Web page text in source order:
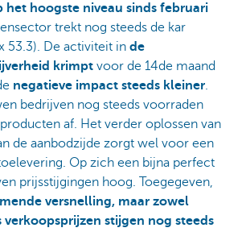
het hoogste niveau sinds februari
trekt nog steeds de kar
53.3). De activiteit in de
krimpt voor de 14de maand
negatieve impact steeds kleiner.
bedrijven nog steeds voorraden
af. Het verder oplossen van
de aanbodzijde zorgt wel voor een
Op zich een bijna perfect
prijsstijgingen hoog. Toegegeven,
versnelling, maar zowel
stijgen nog steeds